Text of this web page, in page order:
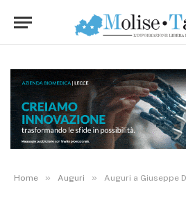
Home » Auguri » Auguri a Giuseppe